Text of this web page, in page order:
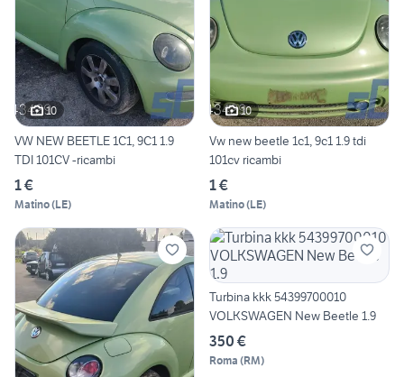
10
VW NEW BEETLE 1C1, 9C1 1.9
TDI 101CV -ricambi
1 €
Matino(LE)
10
Vw new beetle 1c1, 9c1 1.9 tdi
101cv ricambi
1 €
Matino(LE)
Turbina kkk 54399700010
VOLKSWAGEN New Beetle 1.9
350 €
Roma (RM)